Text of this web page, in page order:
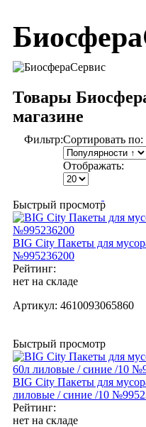
Товары
магазине
Фильтр:Сортировать по:
Отображать:
Быстрый просмотр
BIG City Пакеты для
№995236200
Рейтинг:
нет на складе
Артикул: 4610093065860
Быстрый просмотр
BIG City Пакеты для
лиловые / синие /10
Рейтинг:
нет на складе